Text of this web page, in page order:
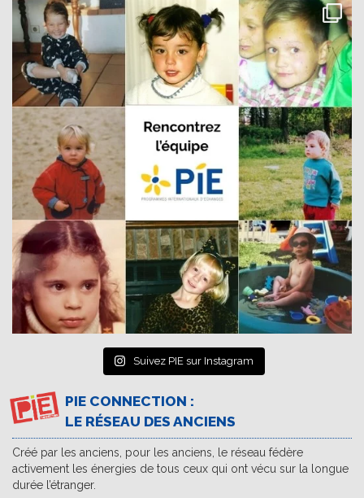
Suivez PIE sur Instagram
PIE CONNECTION :
LE RÉSEAU DES ANCIENS
Créé par les anciens, pour les anciens, le réseau fédère
activement les énergies de tous ceux qui ont vécu sur la longue
durée l’étranger.